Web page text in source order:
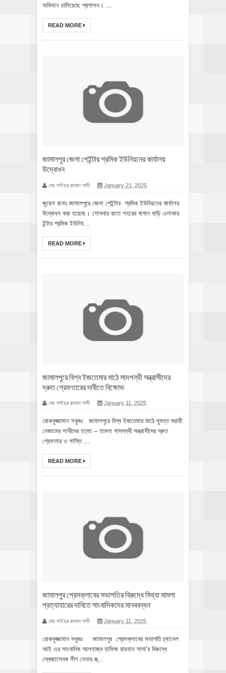
অভিযান চালিয়েছে প্রশাসন। ...
READ MORE
জামালপুর জেলা পেইন্টার শ্রমিক ইউনিয়নের কার্যালয়
উদ্বোধন
মোঃ সাইদুর রহমান সাদী January 21, 2025
জুয়েল রানাঃ জামালপুরে জেলা পেইন্টার শ্রমিক ইউনিয়নের কার্যালয়
উদ্বোধন করা হয়েছে। সোমবার রাতে শহরের বাগান বাড়ি এলাকায়
ইন্টার শ্রমিক ইউনিয...
READ MORE
জামালপুরে বিশ্ব ইজতেমার মাঠে সাদপন্থী সন্ত্রাসীদের
দ্রুত গ্রেফতারের দাবীতে বিক্ষোভ
মোঃ সাইদুর রহমান সাদী January 11, 2025
রোকনুজ্জামান সবুজঃ জামালপুরে বিশ্ব ইজতেমার মাঠে ঘুমন্ত শুরায়ী
নেজামের সাথীদের হত্যা – হামলা সাদপন্থী সন্ত্রাসীদের দ্রুত
গ্রেফতার ও শাস্তি ...
READ MORE
জামালপুর প্রেসক্লাবের সভাপতির বিরুদ্ধে মিথ্যা মামলা
প্রত্যাহারের দাবিতে সাংবাদিকদের মানববন্ধন
মোঃ সাইদুর রহমান সাদী January 11, 2025
রোকনুজ্জামান সবুজঃ জামালপুর প্রেসক্লাবের সভাপতি চ্যানেল
আই এর সাংবাদিক আলহাজ্ব হাফিজ রায়হান সাদা’র বিরুদ্ধে
স্বেচ্ছাসেবক লীগ নেতার স্ত্...